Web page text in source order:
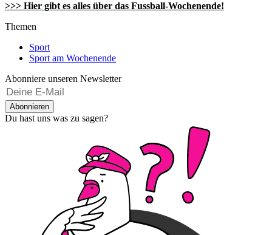
>>> Hier gibt es alles über das Fussball-Wochenende!
Themen
Sport
Sport am Wochenende
Abonniere unseren Newsletter
Abonnieren
Du hast uns was zu sagen?